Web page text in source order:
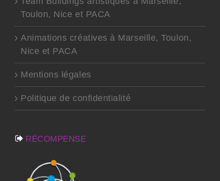
Toulon, Nice et PACA
Animations créatives à Marseille, Toulon,
Nice et PACA
Mentions légales
Politique de confidentialité
RÉCOMPENSE